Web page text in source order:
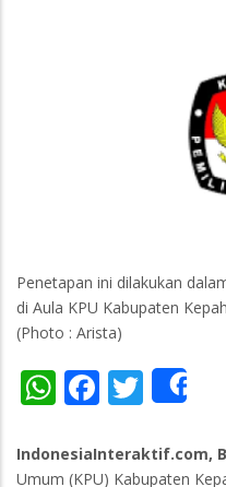
Penetapan ini dilakukan
di Aula KPU Kabupaten
(Photo : Arista)
WhatsApp
IndonesiaInteraktif.com,
Umum (KPU) Kabupaten